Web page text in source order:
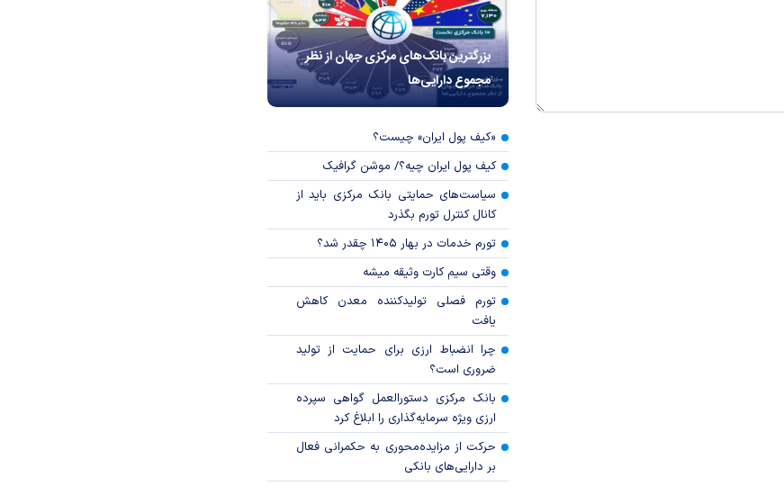
بزرگترین بانک‌های مرکزی جهان از نظر
مجموع دارایی‌ها
«کیف پول ایران» چیست؟
کیف پول ایران چیه؟/ موشن گرافیک
سیاست‌های حمایتی بانک مرکزی باید از
کانال کنترل تورم بگذرد
تورم خدمات در بهار ۱۴۰۵ چقدر شد؟
وقتی سیم کارت وثیقه میشه
تورم فصلی تولیدکننده معدن کاهش
یافت
چرا انضباط ارزی برای حمایت از تولید
ضروری است؟
بانک مرکزی دستورالعمل گواهی سپرده
ارزی ویژه سرمایه‌گذاری را ابلاغ کرد
حرکت از مزایده‌محوری به حکمرانی فعال
بر دارایی‌های بانکی